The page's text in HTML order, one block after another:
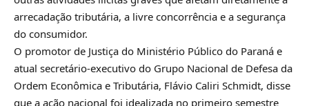
arrecadação tributária, a livre concorrência e a segurança
do consumidor.
O promotor de Justiça do Ministério Público do Paraná e
atual secretário-executivo do Grupo Nacional de Defesa da
Ordem Econômica e Tributária, Flávio Caliri Schmidt, disse
que a ação nacional foi idealizada no primeiro semestre